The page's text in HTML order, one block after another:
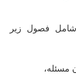
شامل فصول زیر
مسئله،